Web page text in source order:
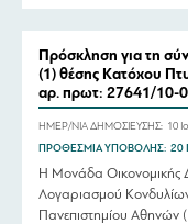
ΕΛΚΕ 80503 και […]
Πρόσκληση για τη
(1) θέσης Κατόχου
αρ. πρωτ: 27641/10-
ΗΜΕΡ/ΝΙΑ ΔΗΜΟΣΙΕΥΣΗΣ: 10
ΠΡΟΘΕΣΜΙΑ ΥΠΟΒΟΛΗΣ: 20
Η Μονάδα Οικονομικής
Λογαριασμού
Πανεπιστημίου Αθηνών